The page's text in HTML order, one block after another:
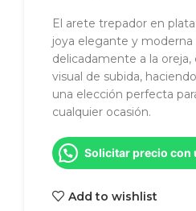
El arete trepador en
joya elegante y moderna
delicadamente a la
visual de subida,
una elección perfecta
cualquier ocasión.
Solicitar precio con
Add to wishlist